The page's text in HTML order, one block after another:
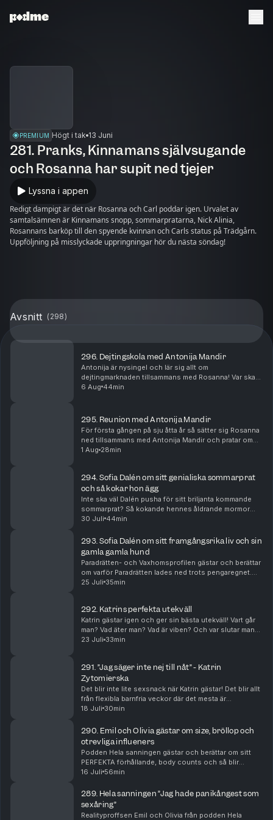
PREMIUM Högt i tak 13 Juni
281. Pranks, Kinnamans självsugande
och Rosanna har supit ned tjejer
Lyssna i appen
Redigt dampigt är det när Rosanna och Carl poddar igen. Urvalet av
samtalsämnen är Kinnamans snopp, sommarpratarna, Nick Alinia,
Rosannans barköp till den spyende kvinnan och Carls status på Trädgårn.
Uppföljning på misslyckade uppringningar hör du nästa söndag!
Avsnitt ( 298)
296. Dejtingskola med Antonija Mandir
Antonija är nysingel och lär sig allt om
dejtingmarknaden tillsammans med Rosanna! Var ska
hon vara? Hur ska hon tänka? Bör hon gå
6 Aug 44min
295. Reunion med Antonija Mandir
För första gången på sju åtta år så sätter sig Rosanna
ned tillsammans med Antonija Mandir och pratar om
livet, löpningen, dåliga knän och framförallt hennes
1 Aug 28min
294. Sofia Dalén om sitt genialiska sommarprat
och så kokar hon ägg
Inte ska väl Dalén pusha för sitt briljanta kommande
sommarprat? Så kokande hennes åldrande mormor
ägg och så avslöjar hon vad hon gjorde med 2000
busskortsfodral....
30 Juli 44min
293. Sofia Dalén om sitt framgångsrika liv och sin
gamla gamla hund
Paradrätten- och Vaxhomsprofilen gästar och berättar
om varför Paradrätten lades ned trots pengaregnet.
Men också om två tillfällen i närtid som hon blivit lurad
25 Juli 35min
292. Katrins perfekta utekväll
Katrin gästar igen och ger sin bästa utekväll! Vart går
man? Vad äter man? Vad är viben? Och var slutar man
liggandes på dansgolvet?
23 Juli 33min
291. ”Jag säger inte nej till nåt” - Katrin
Zytomierska
Det blir inte lite sexsnack när Katrin gästar! Det blir allt
från flexibla barnfria veckor där det mesta är
välkommet till oldies.
18 Juli 30min
290. Emil och Olivia gästar om size, bröllop och
otrevliga influeners
Podden Hela sanningen gästar och berättar om sitt
PERFEKTA förhållande, body counts och så blir
Rosanna lite lite sugen.
16 Juli 56min
289. Hela sanningen ”Jag hade panikångest som
sexåring”
Realityproffsen Emil och Olivia från podden Hela